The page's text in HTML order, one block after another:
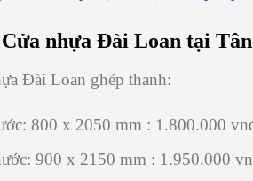
nhựa Đài Loan tại
Đài Loan ghép thanh:
800 x 2050 mm : 1.800.000
900 x 2150 mm : 1.950.000